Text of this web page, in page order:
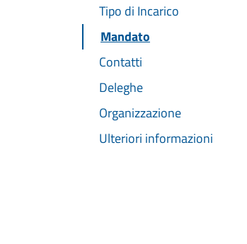
Tipo di Incarico
Mandato
Contatti
Deleghe
Organizzazione
Ulteriori informazioni